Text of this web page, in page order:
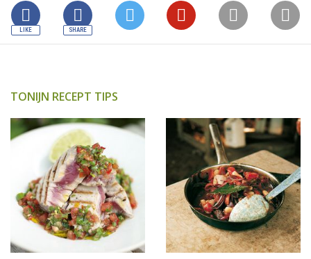
TONIJN RECEPT TIPS